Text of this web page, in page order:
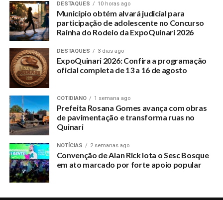
DESTAQUES 10 horas ago
Município obtém alvará judicial para
participação de adolescente no Concurso
Rainha do Rodeio da ExpoQuinari 2026
DESTAQUES 3 dias ago
ExpoQuinari 2026: Confira a programação
oficial completa de 13 a 16 de agosto
COTIDIANO 1 semana ago
Prefeita Rosana Gomes avança com obras
de pavimentação e transforma ruas no
Quinari
NOTÍCIAS 2 semanas ago
Convenção de Alan Rick lota o Sesc Bosque
em ato marcado por forte apoio popular